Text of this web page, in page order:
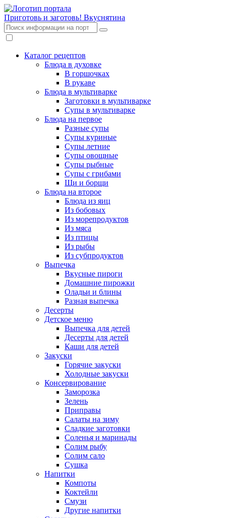
Приготовь и заготовь! Вкуснятина
Каталог рецептов
Блюда в духовке
В горшочках
В рукаве
Блюда в мультиварке
Заготовки в мультиварке
Супы в мультиварке
Блюда на первое
Разные супы
Супы куриные
Супы летние
Супы овощные
Супы рыбные
Супы с грибами
Щи и борщи
Блюда на второе
Блюда из яиц
Из бобовых
Из морепродуктов
Из мяса
Из птицы
Из рыбы
Из субпродуктов
Выпечка
Вкусные пироги
Домашние пирожки
Оладьи и блины
Разная выпечка
Десерты
Детское меню
Выпечка для детей
Десерты для детей
Каши для детей
Закуски
Горячие закуски
Холодные закуски
Консервирование
Заморозка
Зелень
Приправы
Салаты на зиму
Сладкие заготовки
Соленья и маринады
Солим рыбу
Солим сало
Сушка
Напитки
Компоты
Коктейли
Смузи
Другие напитки